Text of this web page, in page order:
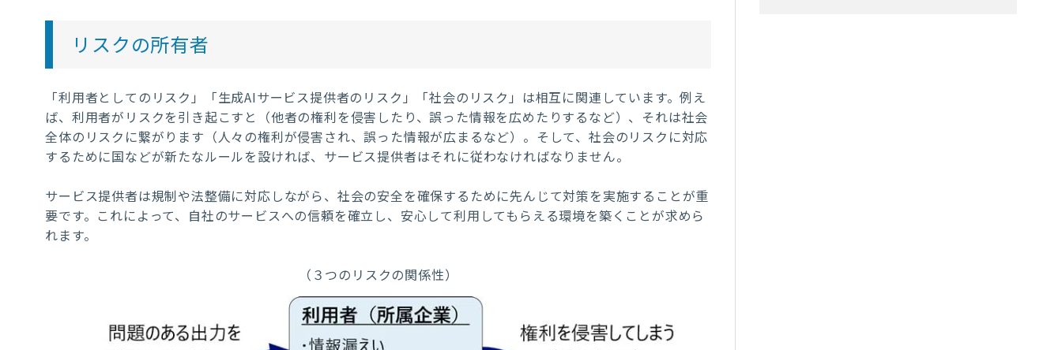
リスクの所有者
「利用者としてのリスク」「生成AIサービス提供者のリスク」「社会のリスク」は相互に関連しています。例え
ば、利用者がリスクを引き起こすと（他者の権利を侵害したり、誤った情報を広めたりするなど）、それは社会
全体のリスクに繋がります（人々の権利が侵害され、誤った情報が広まるなど）。そして、社会のリスクに対応
するために国などが新たなルールを設ければ、サービス提供者はそれに従わなければなりません。
サービス提供者は規制や法整備に対応しながら、社会の安全を確保するために先んじて対策を実施することが重
要です。これによって、自社のサービスへの信頼を確立し、安心して利用してもらえる環境を築くことが求めら
れます。
（３つのリスクの関係性）